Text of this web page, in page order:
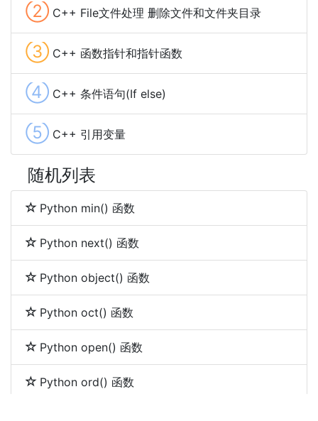
② C++ File文件处理 删除文件和文件夹目录
③ C++ 函数指针和指针函数
④ C++ 条件语句(If else)
⑤ C++ 引用变量
随机列表
Python min() 函数
Python next() 函数
Python object() 函数
Python oct() 函数
Python open() 函数
Python ord() 函数